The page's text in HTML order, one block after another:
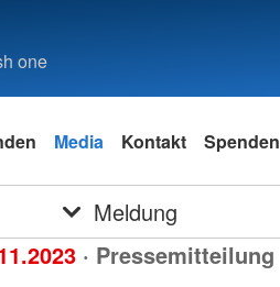
one
Media Kontakt Spenden
Meldung
· Pressemitteilung